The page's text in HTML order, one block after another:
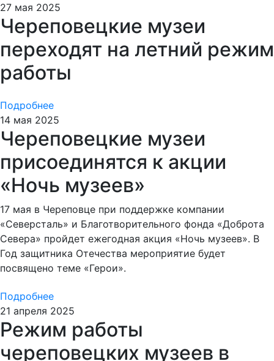
27 мая 2025
Череповецкие музеи
переходят на летний режим
работы
Подробнее
14 мая 2025
Череповецкие музеи
присоединятся к акции
«Ночь музеев»
17 мая в Череповце при поддержке компании
«Северсталь» и Благотворительного фонда «Доброта
Севера» пройдет ежегодная акция «Ночь музеев». В
Год защитника Отечества мероприятие будет
посвящено теме «Герои».
Подробнее
21 апреля 2025
Режим работы
череповецких музеев в